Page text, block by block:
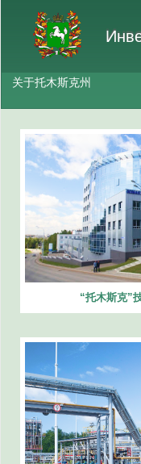
关于托木斯克州
“托木斯克”